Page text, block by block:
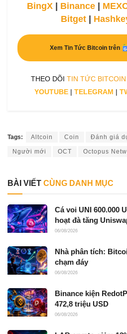
BingX | Binance |
Bitget|
Xem Tin Tức Bitcoin trên
THEO DÕI TIN TỨC BITCOIN
YOUTUBE | TELEGRAM |
Tags: Altcoin Coin Đánh giá
Người mới OCT Octopus
BÀI VIẾT CÙNG DANH MỤC
Cá voi UNI 600.000
hoạt đà tăng
06/08/2026
Nhà phân tích:
chạm đáy
06/08/2026
Binance kiện
472,8 triệu USD
06/08/2026